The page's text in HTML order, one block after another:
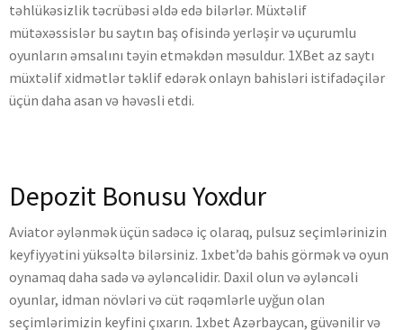
təhlükəsizlik təcrübəsi əldə edə bilərlər. Müxtəlif
mütəxəssislər bu saytın baş ofisində yerləşir və uçurumlu
oyunların əmsalını təyin etməkdən məsuldur. 1XBet az saytı
müxtəlif xidmətlər təklif edərək onlayn bahisləri istifadəçilər
üçün daha asan və həvəsli etdi.
Depozit Bonusu Yoxdur
Aviator əylənmək üçün sadəcə iç olaraq, pulsuz seçimlərinizin
keyfiyyətini yüksəltə bilərsiniz. 1xbet’də bahis görmək və oyun
oynamaq daha sadə və əyləncəlidir. Daxil olun və əyləncəli
oyunlar, idman növləri və cüt rəqəmlərle uyğun olan
seçimlərimizin keyfini çıxarın. 1xbet Azərbaycan, güvənilir və